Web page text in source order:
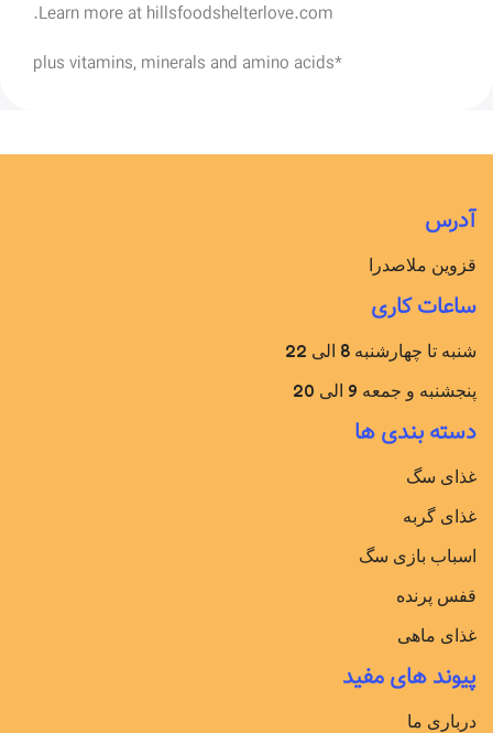
Learn more at hillsfoodshelterlove.com.
*plus vitamins, minerals and amino acids
آدرس
قزوین ملاصدرا
ساعات کاری
شنبه تا چهارشنبه 8 الی 22
پنجشنبه و جمعه 9 الی 20
دسته بندی ها
غذای سگ
غذای گربه
اسباب بازی سگ
قفس پرنده
غذای ماهی
پیوند های مفید
درباری ما